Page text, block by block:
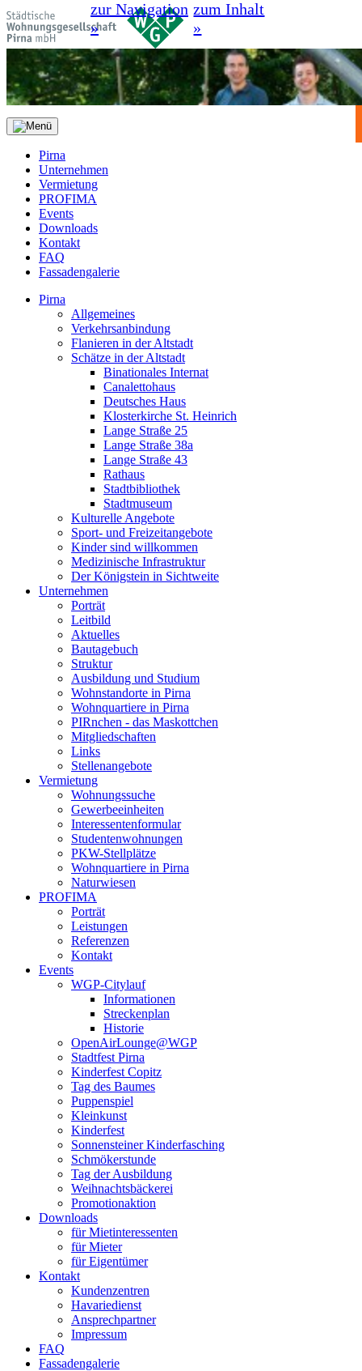
zur Navigation
»
zum Inhalt
»
Pirna
Unternehmen
Vermietung
PROFIMA
Events
Downloads
Kontakt
FAQ
Fassadengalerie
Pirna
Allgemeines
Verkehrsanbindung
Flanieren in der Altstadt
Schätze in der Altstadt
Binationales Internat
Canalettohaus
Deutsches Haus
Klosterkirche St. Heinrich
Lange Straße 25
Lange Straße 38a
Lange Straße 43
Rathaus
Stadtbibliothek
Stadtmuseum
Kulturelle Angebote
Sport- und Freizeitangebote
Kinder sind willkommen
Medizinische Infrastruktur
Der Königstein in Sichtweite
Unternehmen
Porträt
Leitbild
Aktuelles
Bautagebuch
Struktur
Ausbildung und Studium
Wohnstandorte in Pirna
Wohnquartiere in Pirna
PIRnchen - das Maskottchen
Mitgliedschaften
Links
Stellenangebote
Vermietung
Wohnungssuche
Gewerbeeinheiten
Interessentenformular
Studentenwohnungen
PKW-Stellplätze
Wohnquartiere in Pirna
Naturwiesen
PROFIMA
Porträt
Leistungen
Referenzen
Kontakt
Events
WGP-Citylauf
Informationen
Streckenplan
Historie
OpenAirLounge@WGP
Stadtfest Pirna
Kinderfest Copitz
Tag des Baumes
Puppenspiel
Kleinkunst
Kinderfest
Sonnensteiner Kinderfasching
Schmökerstunde
Tag der Ausbildung
Weihnachtsbäckerei
Promotionaktion
Downloads
für Mietinteressenten
für Mieter
für Eigentümer
Kontakt
Kundenzentren
Havariedienst
Ansprechpartner
Impressum
FAQ
Fassadengalerie